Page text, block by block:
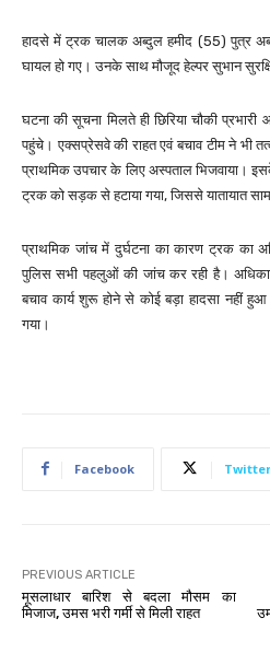
हादसे में ट्रक चालक अब्दुल हमीद (55) पुत्र
घायल हो गए। उनके साथ मौजूद हेल्पर सुभान
घटना की सूचना मिलते ही छिरिया चौकी
पहुंचे। एक्सप्रेसवे की राहत एवं बचाव टीम ने भी
प्राथमिक उपचार के लिए अस्पताल भिजवाया।
ट्रक को सड़क से हटाया गया, जिससे यातायात
प्राथमिक जांच में दुर्घटना का कारण ट्रक का
पुलिस सभी पहलुओं की जांच कर रही है।
बचाव कार्य शुरू होने से कोई बड़ा हादसा नहीं
गया।
Facebook Twitter
PREVIOUS ARTICLE
मूसलाधार बारिश से बदला मौसम का
मिजाज, उमस भरी गर्मी से मिली राहत